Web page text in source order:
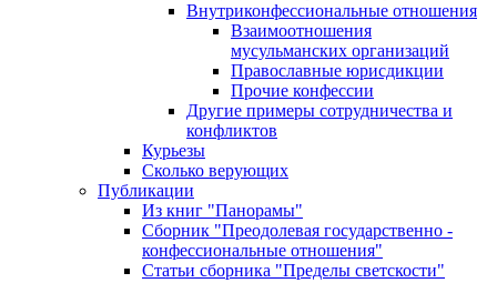
Внутриконфессиональные отношения
Взаимоотношения
мусульманских организаций
Православные юрисдикции
Прочие конфессии
Другие примеры сотрудничества и
конфликтов
Курьезы
Сколько верующих
Публикации
Из книг "Панорамы"
Сборник "Преодолевая государственно -
конфессиональные отношения"
Статьи сборника "Пределы светскости"